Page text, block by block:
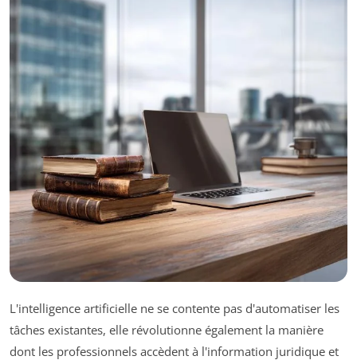
L'intelligence artificielle ne se contente pas d'automatiser les
tâches existantes, elle révolutionne également la manière
dont les professionnels accèdent à l'information juridique et